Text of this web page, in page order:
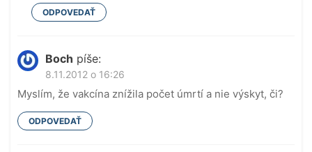
ODPOVEDAŤ
Boch píše:
8.11.2012 o 16:26
Myslím, že vakcína znížila počet úmrtí a nie výskyt, či?
ODPOVEDAŤ